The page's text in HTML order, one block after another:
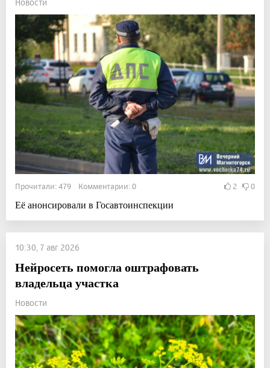
Прочитали: 479 Комментарии: 0 2 0
Её анонсировали в Госавтоинспекции
10:30, 7 авг 2026
Нейросеть помогла оштрафовать
владельца участка
Новости